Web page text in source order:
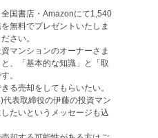
国書店・Amazonにて1,540
無料でプレゼントいたしま
さい。
マンションのオーナーさま
、「基本的な知識」と「取
。
る売却をしてもらいたい。
表取締役の伊藤の投資マン
たいというメッセージも込